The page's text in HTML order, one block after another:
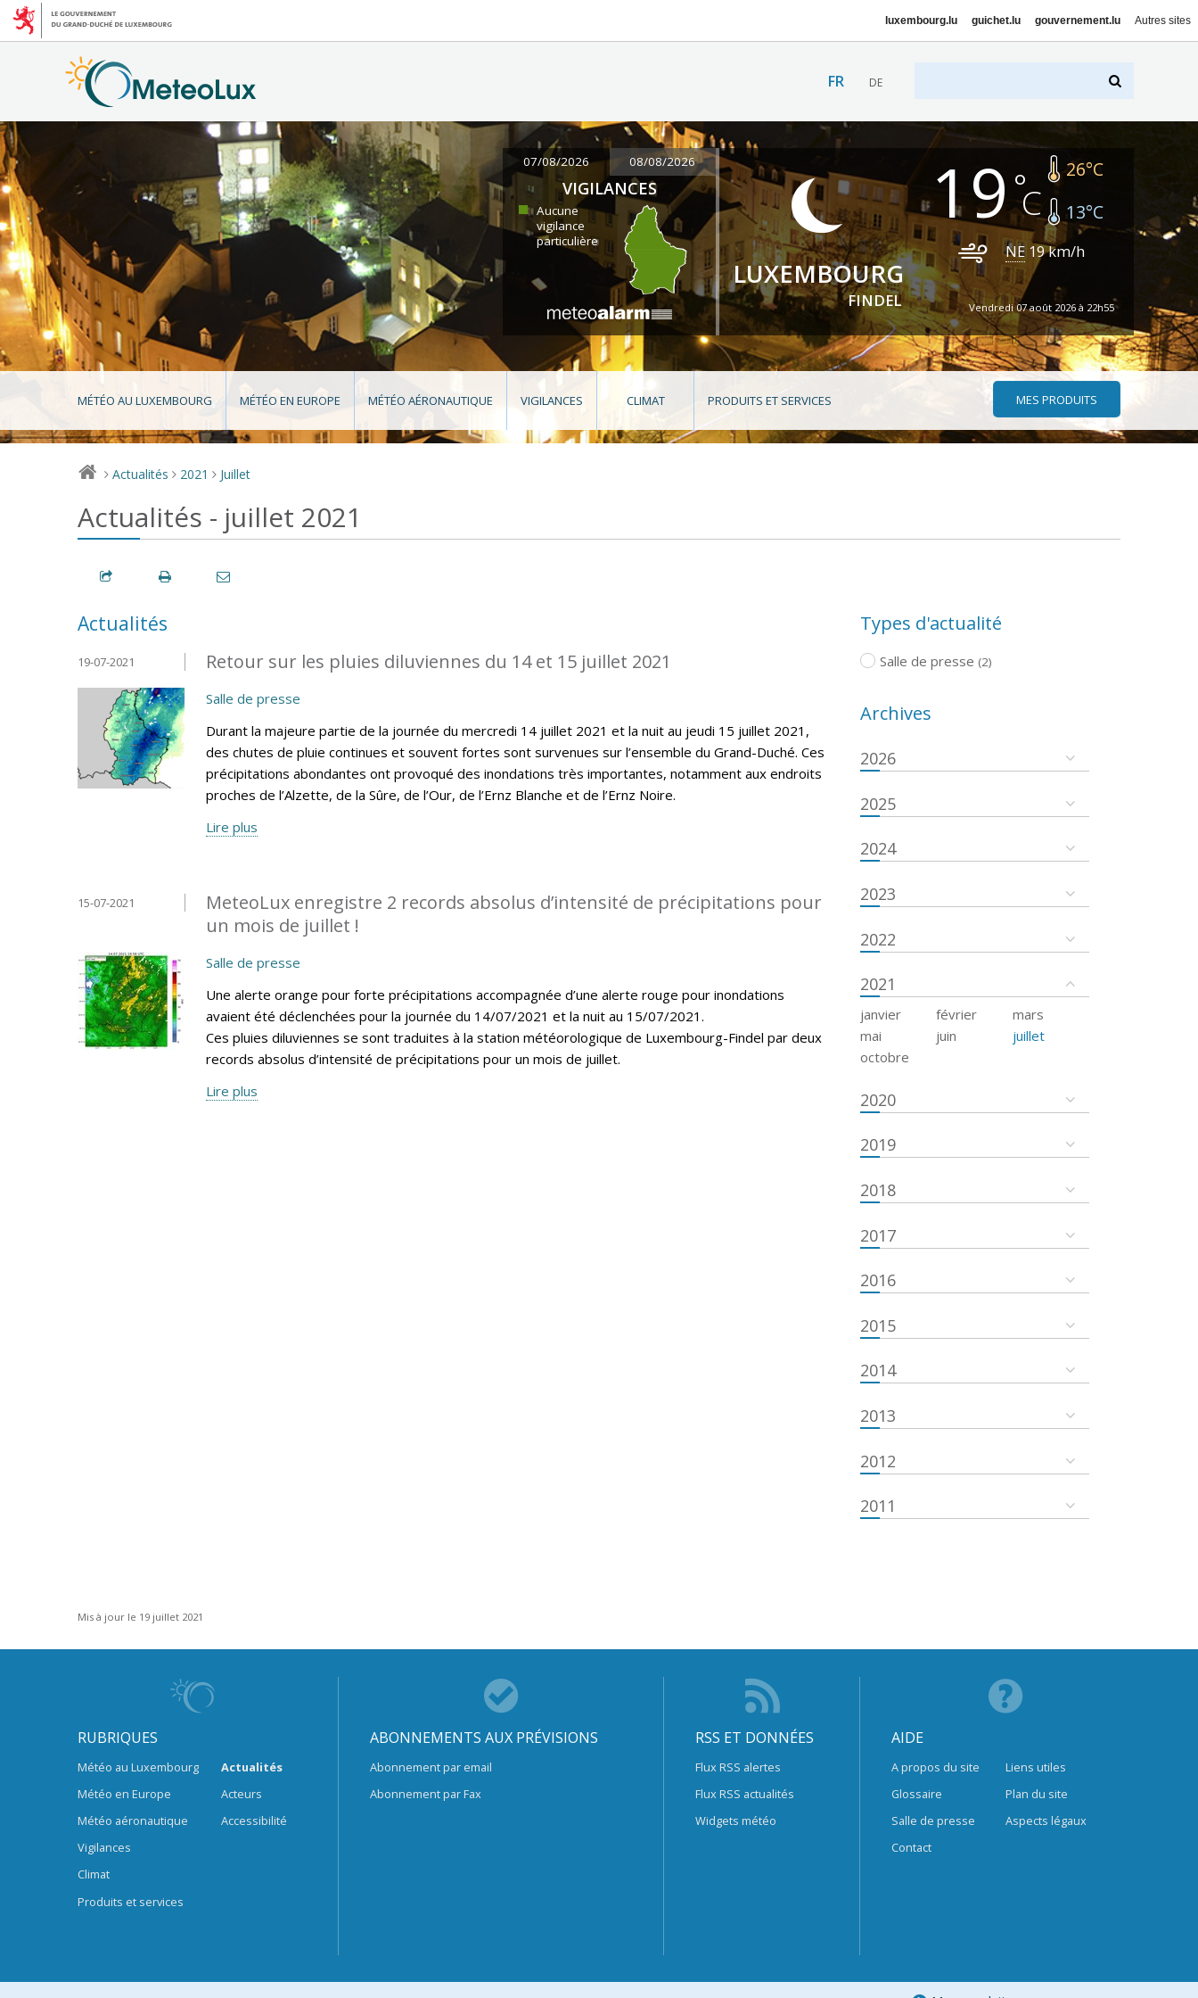
luxembourg.lu guichet.lu gouvernement.lu Autres sites
FR DE
07/08/2026 08/08/2026
VIGILANCES
Aucune
vigilance
particulière
LUXEMBOURG
FINDEL
19 26°C
13°C
NE 19km/h
Vendredi 07 août 2026 à 22h55
MÉTÉO AU LUXEMBOURG MÉTÉO EN EUROPE MÉTÉO AÉRONAUTIQUE VIGILANCES CLIMAT PRODUITS ET SERVICES MES PRODUITS
> Actualités > 2021 > Juillet
Actualités - juillet 2021
Actualités
Retour sur les pluies diluviennes du 14 et 15 juillet 2021
19-07-2021
Salle de presse
Durant la majeure partie de la journée du mercredi 14 juillet 2021 et la nuit au jeudi 15 juillet 2021,
des chutes de pluie continues et souvent fortes sont survenues sur l’ensemble du Grand-Duché. Ces
précipitations abondantes ont provoqué des inondations très importantes, notamment aux endroits
proches de l’Alzette, de la Sûre, de l’Our, de l’Ernz Blanche et de l’Ernz Noire.
Lire plus
MeteoLux enregistre 2 records absolus d’intensité de précipitations pour
un mois de juillet !
15-07-2021
Salle de presse
Une alerte orange pour forte précipitations accompagnée d’une alerte rouge pour inondations
avaient été déclenchées pour la journée du 14/07/2021 et la nuit au 15/07/2021.
Ces pluies diluviennes se sont traduites à la station météorologique de Luxembourg-Findel par deux
records absolus d’intensité de précipitations pour un mois de juillet.
Lire plus
Types d'actualité
Salle de presse (2)
Archives
2026
2025
2024
2023
2022
2021
janvier février
mars
mai
juin
juillet
octobre
2020
2019
2018
2017
2016
2015
2014
2013
2012
2011
Mis à jour le 19 juillet 2021
RUBRIQUES
Météo au Luxembourg
Météo en Europe
Météo aéronautique
Vigilances
Climat
Produits et services
Actualités
Acteurs
Accessibilité
ABONNEMENTS AUX PRÉVISIONS
Abonnement par email
Abonnement par Fax
RSS ET DONNÉES
Flux RSS alertes
Flux RSS actualités
Widgets météo
AIDE
A propos du site
Glossaire
Salle de presse
Contact
Liens utiles
Plan du site
Aspects légaux